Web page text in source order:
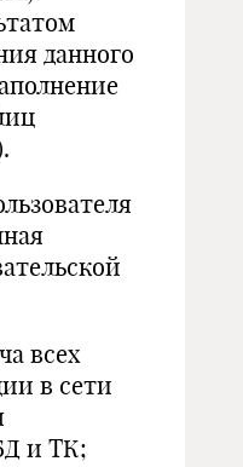
данного
всех
в сети
и ТК;